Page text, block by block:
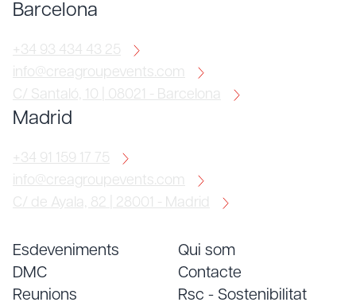
Barcelona
+34 93 434 43 25
info@creagroupevents.com
C/ Santaló, 10 | 08021 - Barcelona
Madrid
+34 91 159 17 75
info@creagroupevents.com
C/ de Ayala, 82 | 28001 - Madrid
Esdeveniments
DMC
Reunions
Qui som
Contacte
Rsc - Sostenibilitat